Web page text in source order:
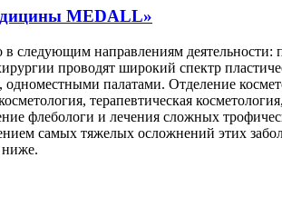
MEDALL»
следующим направлениям деятельности:
проводят широкий спектр
палатами. Отделение
терапевтическая
флебологи и лечения сложных
самых тяжелых осложнений этих
ниже.